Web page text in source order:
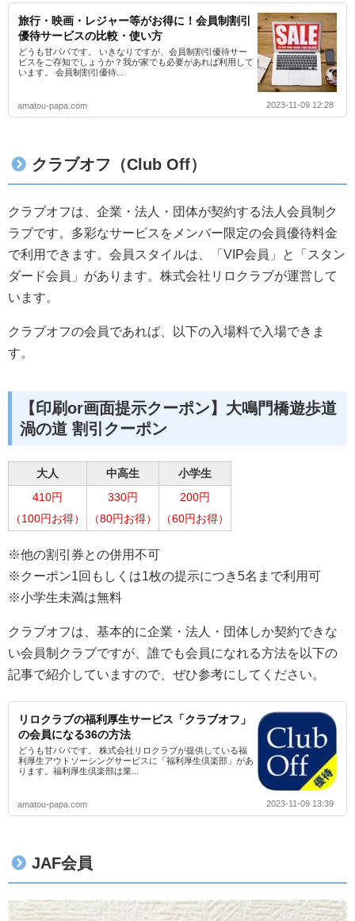
旅行・映画・レジャー等がお得に！会員制割引
優待サービスの比較・使い方
どうも甘パパです。 いきなりですが、会員制割引優待サー
ビスをご存知でしょうか？我が家でも必要があれば利用して
います。 会員制割引優待...
amatou-papa.com 2023-11-09 12:28
クラブオフ（Club Off）
クラブオフは、企業・法人・団体が契約する法人会員制ク
ラブです。多彩なサービスをメンバー限定の会員優待料金
で利用できます。会員スタイルは、「VIP会員」と「スタン
ダード会員」があります。株式会社リロクラブが運営して
います。
クラブオフの会員であれば、以下の入場料で入場できま
す。
【印刷or画面提示クーポン】大鳴門橋遊歩道
渦の道 割引クーポン
大人 中高生
小学生
410円
（100円お得）
330円
（80円お得）
200円
（60円お得）
※他の割引券との併用不可
※クーポン1回もしくは1枚の提示につき5名まで利用可
※小学生未満は無料
クラブオフは、基本的に企業・法人・団体しか契約できな
い会員制クラブですが、誰でも会員になれる方法を以下の
記事で紹介していますので、ぜひ参考にしてください。
リロクラブの福利厚生サービス「クラブオフ」
の会員になる36の方法
どうも甘パパです。 株式会社リロクラブが提供している福
利厚生アウトソーシングサービスに「福利厚生倶楽部」があ
ります。福利厚生倶楽部は業...
amatou-papa.com 2023-11-09 13:39
JAF会員